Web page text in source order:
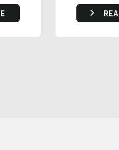
り扱うため、以下の安全管理
て定期的な点検及び監査を